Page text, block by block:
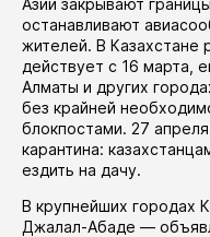
Азии закрывают
останавливают
жителей. В Казахстане
действует с 16 марта,
Алматы и других
без крайней
блокпостами. 27
карантина:
ездить на дачу.
В крупнейших городах
Джалал-Абаде —